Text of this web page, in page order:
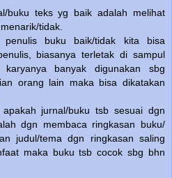
buku teks yg baik adalah melihat
tidak.
penulis buku baik/tidak kita bisa
biasanya terletak di sampul
banyak digunakan sbg
orang lain maka bisa dikatakan
jurnal/buku tsb sesuai dgn
dgn membaca ringkasan buku/
judul/tema dgn ringkasan saling
maka buku tsb cocok sbg bhn